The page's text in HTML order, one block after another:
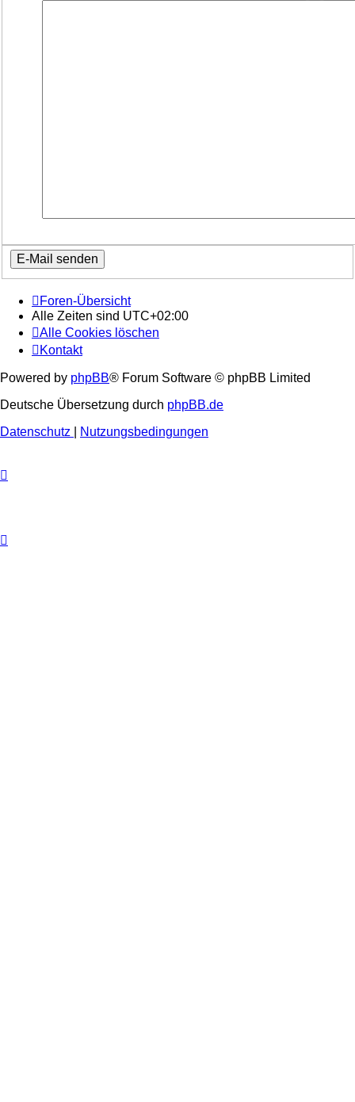
Foren-Übersicht
Alle Zeiten sind UTC+02:00
Alle Cookies löschen
Kontakt
Powered by phpBB® Forum Software © phpBB Limited
Deutsche Übersetzung durch phpBB.de
Datenschutz
Nutzungsbedingungen